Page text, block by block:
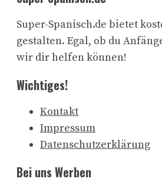
Super-Spanisch.de bietet
gestalten. Egal, ob du
wir dir helfen können!
Wichtiges!
Kontakt
Impressum
Datenschutzerklärung
Bei uns Werben